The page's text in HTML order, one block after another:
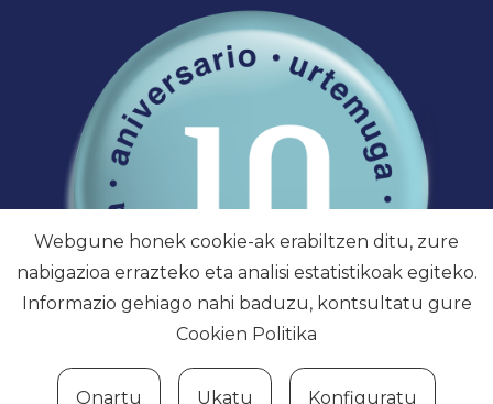
Webgune honek cookie-ak erabiltzen ditu, zure
nabigazioa errazteko eta analisi estatistikoak egiteko.
Informazio gehiago nahi baduzu, kontsultatu gure
Cookien Politika
Onartu Ukatu Konfiguratu